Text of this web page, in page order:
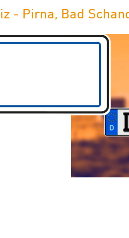
- Pirna, Bad